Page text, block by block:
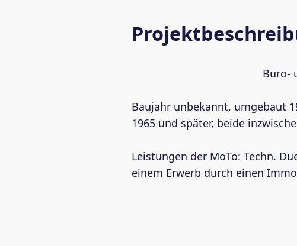
Büro-
Baujahr unbekannt, umgebaut
1965 und später, beide
Leistungen der MoTo: Techn.
einem Erwerb durch einen